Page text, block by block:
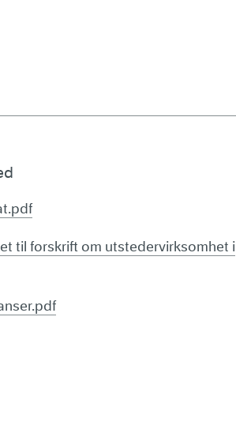
til forskrift om utstedervirksomhet i